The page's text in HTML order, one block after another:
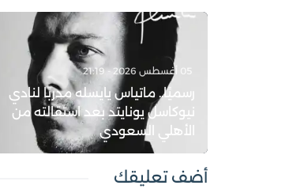
05 أغسطس 2026 - 21:19
رسميًا.. ماتياس يايسله مدربًا لنادي
نيوكاسل يونايتد بعد استقالته من
الأهلي السعودي
أضف تعليقك